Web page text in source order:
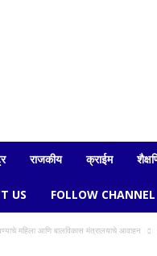
राजकीय क्राईम
US FOLLOW CHANNEL
महिला आणि बालविकास मंत्रालयाचे आवाहन